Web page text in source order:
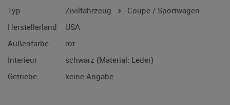
Typ
Zivilfahrzeug
Coupe / Sportwagen
Herstellerland
USA
Außenfarbe
rot
Interieur
schwarz (Material: Leder)
Getriebe
keine Angabe